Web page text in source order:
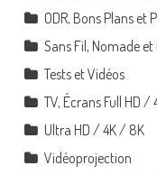
ODR, Bons Plans et
Sans Fil, Nomade
Tests et Vidéos
TV, Écrans Full HD /
Ultra HD / 4K / 8K
Vidéoprojection